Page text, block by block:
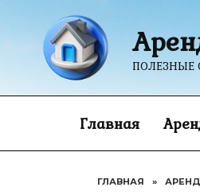
содержанию
Главная
ГЛАВНАЯ »